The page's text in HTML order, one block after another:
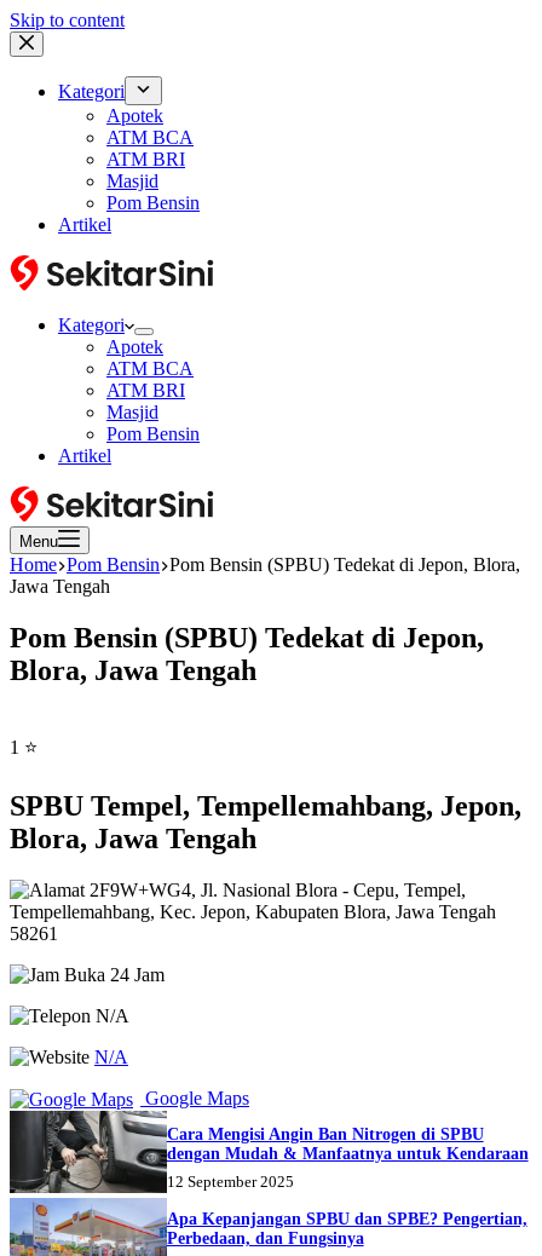
Skip to content
Kategori
Apotek
ATM BCA
ATM BRI
Masjid
Pom Bensin
Artikel
Kategori
Apotek
ATM BCA
ATM BRI
Masjid
Pom Bensin
Artikel
Menu
Home Pom Bensin Pom Bensin (SPBU) Tedekat di Jepon, Blora,
Jawa Tengah
Pom Bensin (SPBU) Tedekat di Jepon,
Blora, Jawa Tengah
1 ⭐
SPBU Tempel, Tempellemahbang, Jepon,
Blora, Jawa Tengah
2F9W+WG4, Jl. Nasional Blora - Cepu, Tempel,
Tempellemahbang, Kec. Jepon, Kabupaten Blora, Jawa Tengah
58261
Buka 24 Jam
N/A
N/A
Google Maps
Cara Mengisi Angin Ban Nitrogen di SPBU
dengan Mudah & Manfaatnya untuk Kendaraan
12 September 2025
Apa Kepanjangan SPBU dan SPBE? Pengertian,
Perbedaan, dan Fungsinya